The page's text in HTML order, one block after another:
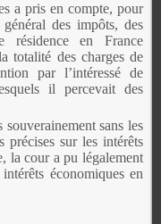
a pris en compte, pour
des impôts, des
résidence en France
totalité des charges de
par l’intéressé de
il percevait des
sans les
précises sur les intérêts
la cour a pu légalement
économiques en